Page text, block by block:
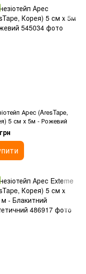
Арес (AresTape,
5 см х 5м - Рожевий